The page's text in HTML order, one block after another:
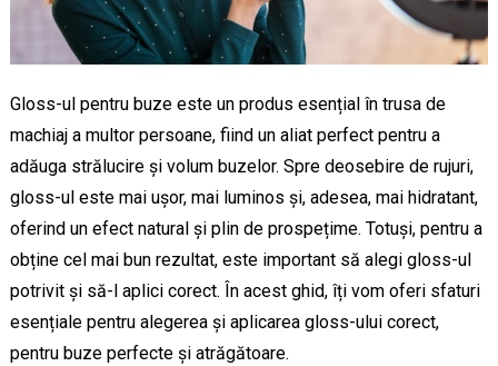
Gloss-ul pentru buze este un produs esențial în trusa de
machiaj a multor persoane, fiind un aliat perfect pentru a
adăuga strălucire și volum buzelor. Spre deosebire de rujuri,
gloss-ul este mai ușor, mai luminos și, adesea, mai hidratant,
oferind un efect natural și plin de prospețime. Totuși, pentru a
obține cel mai bun rezultat, este important să alegi gloss-ul
potrivit și să-l aplici corect. În acest ghid, îți vom oferi sfaturi
esențiale pentru alegerea și aplicarea gloss-ului corect,
pentru buze perfecte și atrăgătoare.